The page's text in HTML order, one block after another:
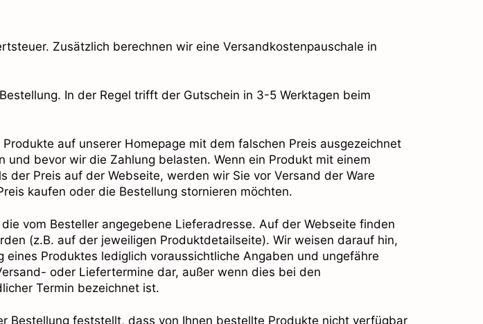
Zusätzlich berechnen wir eine Versandkostenpauschale in
In der Regel trifft der Gutschein in 3-5 Werktagen beim
auf unserer Homepage mit dem falschen Preis ausgezeichnet
bevor wir die Zahlung belasten. Wenn ein Produkt mit einem
Preis auf der Webseite, werden wir Sie vor Versand der Ware
kaufen oder die Bestellung stornieren möchten.
vom Besteller angegebene Lieferadresse. Auf der Webseite finden
(z.B. auf der jeweiligen Produktdetailseite). Wir weisen darauf hin,
Produktes lediglich voraussichtliche Angaben und ungefähre
oder Liefertermine dar, außer wenn dies bei den
Termin bezeichnet ist.
Bestellung feststellt, dass von Ihnen bestellte Produkte nicht verfügbar